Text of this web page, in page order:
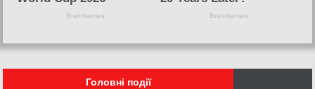
Головні події